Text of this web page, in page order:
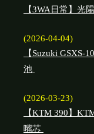
【3WA日常】光
(2026-04-04)
【Suzuki GSXS-
池
(2026-03-23)
【KTM 390】
嘴芯